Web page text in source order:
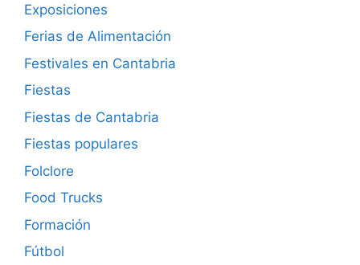
Exposiciones
Ferias de Alimentación
Festivales en Cantabria
Fiestas
Fiestas de Cantabria
Fiestas populares
Folclore
Food Trucks
Formación
Fútbol